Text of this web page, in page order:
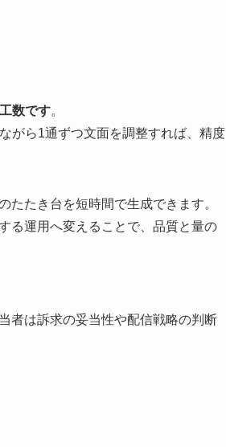
数です。
がら1通ずつ文面を調整すれば、精度
たき台を短時間で生成できます。
る運用へ変えることで、品質と量の
者は訴求の妥当性や配信戦略の判断